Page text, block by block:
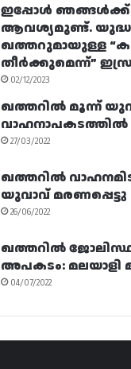
ഇപ്പോൾ
ആവശ്യമുണ്ട്.
ഖത്തറുമായുള്ള
തീർക്കുമെന്ന്”
02/12/2023
ഖത്തറിൽ മൂന്ന്
വാഹനാപകടത്തിൽ
27/03/2022
ഖത്തറിൽ
യുവാവ് മരണപ്പെട്ടു
26/06/2022
ഖത്തറിൽ
അപകടം: മലയാളി
04/07/2022